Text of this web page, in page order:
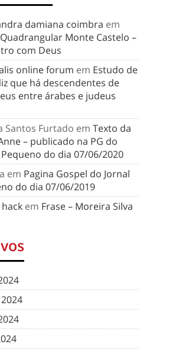
damiana coimbra em
Monte Castelo –
com Deus
online forum em Estudo de
que há descendentes de
entre árabes e judeus
Santos Furtado em Texto da
– publicado na PG do
Pequeno do dia 07/06/2020
em Pagina Gospel do Jornal
do dia 07/06/2019
em Frase – Moreira Silva